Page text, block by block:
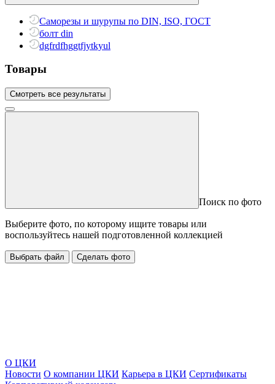
Саморезы и шурупы по DIN, ISO, ГОСТ
болт din
dgfrdfhggtfjytkyul
Товары
Смотреть все результаты
Поиск по фото
Выберите фото, по которому ищите товары или
воспользуйтесь нашей подготовленной коллекцией
Выбрать файл Сделать фото
О ЦКИ
Новости О компании ЦКИ Карьера в ЦКИ Сертификаты